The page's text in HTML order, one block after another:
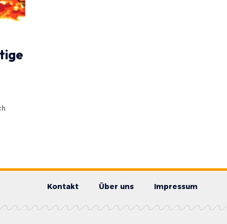
Kontakt Über uns Impressum